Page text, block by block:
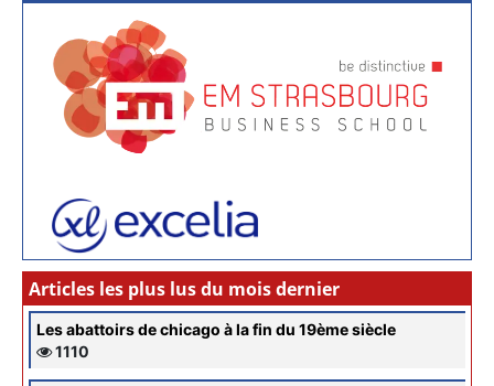
Articles les plus lus du mois dernier
Les abattoirs de chicago à la fin du 19ème siècle
1110